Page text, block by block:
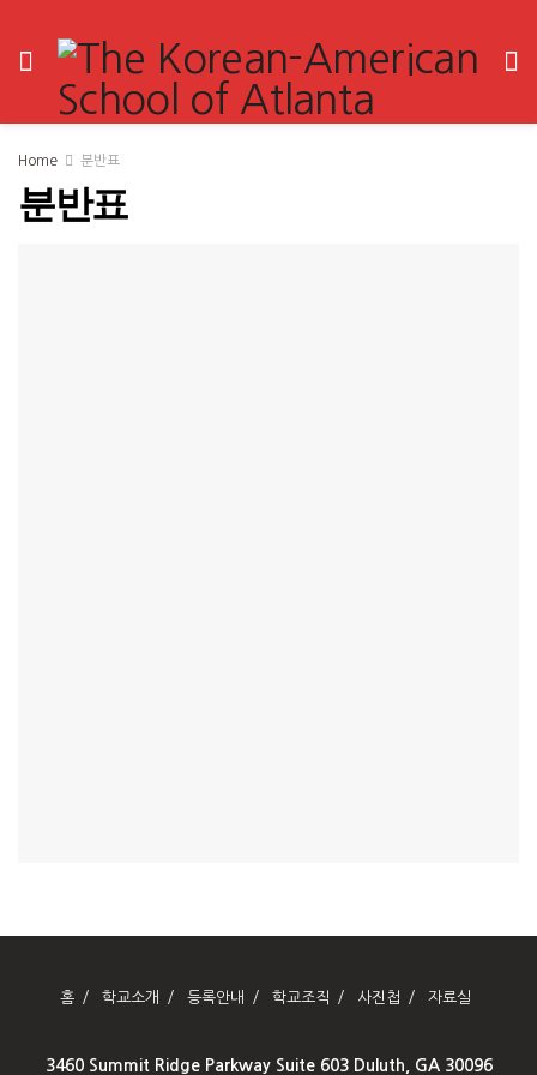
Home 분반표
분반표
홈 학교소개 등록안내 학교조직 사진첩 자료실
3460 Summit Ridge Parkway Suite 603 Duluth, GA 30096